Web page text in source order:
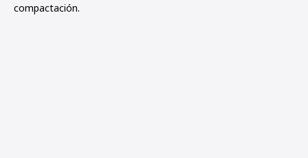
compactación.